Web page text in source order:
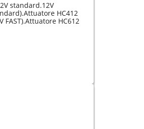
standard.12V
HC412
HC612